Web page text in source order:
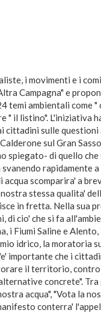
i movimenti e i
Campagna" e
temi ambientali come "
" il listino". L'iniziativa
cittadini sulle questioni
sul Gran
spiegato- di quello che
rapidamente a
scomparira' a
stessa qualita'
in fretta. Nella sua
di cio' che si fa
i Fiumi Saline e Alento,
idrico, la moratoria
importante che i
il territorio,
concrete". Tra
acqua", "Vota la
conterra'